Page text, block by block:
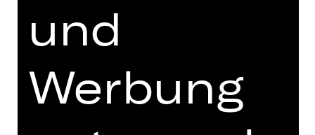
Libretto von Giovanni Faustini
engl. Übertiteln
Die Welt ist vertrocknet und muss
und
Werbung